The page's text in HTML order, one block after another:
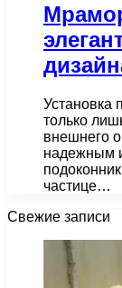
Установка
только
внешнего
надежным
частице…
Свежие записи